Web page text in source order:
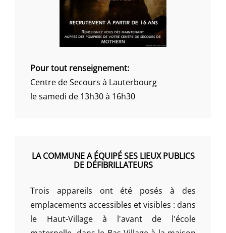
Pour tout renseignement:
Centre de Secours à Lauterbourg
le samedi de 13h30 à 16h30
LA COMMUNE A ÉQUIPÉ SES LIEUX PUBLICS
DE DÉFIBRILLATEURS
Trois appareils ont été posés à des
emplacements accessibles et visibles : dans
le Haut-Village à l'avant de l'école